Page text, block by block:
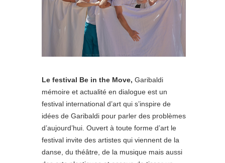
Le festival Be in the Move, Garibaldi
mémoire et actualité en dialogue est un
festival international d’art qui s’inspire de
idées de Garibaldi pour parler des problèmes
d’aujourd’hui. Ouvert à toute forme d’art le
festival invite des artistes qui viennent de la
danse, du théâtre, de la musique mais aussi